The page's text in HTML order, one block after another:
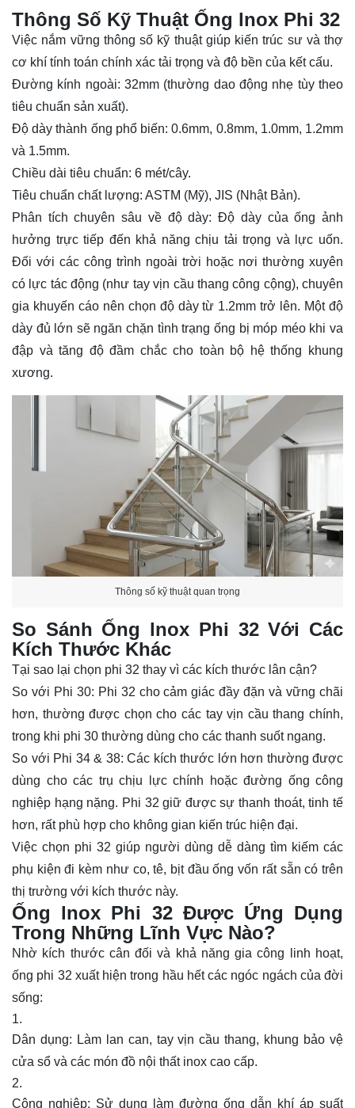
Thông Số Kỹ Thuật Ống lnox Phi 32
Việc nắm vững thông số kỹ thuật giúp kiến trúc sư và thợ
cơ khí tính toán chính xác tải trọng và độ bền của kết cấu.
Đường kính ngoài: 32mm (thường dao động nhẹ tùy theo
tiêu chuẩn sản xuất).
Độ dày thành ống phổ biến: 0.6mm, 0.8mm, 1.0mm, 1.2mm
và 1.5mm.
Chiều dài tiêu chuẩn: 6 mét/cây.
Tiêu chuẩn chất lượng: ASTM (Mỹ), JIS (Nhật Bản).
Phân tích chuyên sâu về độ dày: Độ dày của ống ảnh
hưởng trực tiếp đến khả năng chịu tải trọng và lực uốn.
Đối với các công trình ngoài trời hoặc nơi thường xuyên
có lực tác động (như tay vịn cầu thang công cộng), chuyên
gia khuyến cáo nên chọn độ dày từ 1.2mm trở lên. Một độ
dày đủ lớn sẽ ngăn chặn tình trạng ống bị móp méo khi va
đập và tăng độ đầm chắc cho toàn bộ hệ thống khung
xương.
Thông số kỹ thuật quan trọng
So Sánh Ống lnox Phi 32 Với Các
Kích Thước Khác
Tại sao lại chọn phi 32 thay vì các kích thước lân cận?
So với Phi 30: Phi 32 cho cảm giác đầy đặn và vững chãi
hơn, thường được chọn cho các tay vịn cầu thang chính,
trong khi phi 30 thường dùng cho các thanh suốt ngang.
So với Phi 34 & 38: Các kích thước lớn hơn thường được
dùng cho các trụ chịu lực chính hoặc đường ống công
nghiệp hạng nặng. Phi 32 giữ được sự thanh thoát, tinh tế
hơn, rất phù hợp cho không gian kiến trúc hiện đại.
Việc chọn phi 32 giúp người dùng dễ dàng tìm kiếm các
phụ kiện đi kèm như co, tê, bịt đầu ống vốn rất sẵn có trên
thị trường với kích thước này.
Ống lnox Phi 32 Được Ứng Dụng
Trong Những Lĩnh Vực Nào?
Nhờ kích thước cân đối và khả năng gia công linh hoạt,
ống phi 32 xuất hiện trong hầu hết các ngóc ngách của đời
sống:
Dân dụng: Làm lan can, tay vịn cầu thang, khung bảo vệ
cửa sổ và các món đồ nội thất inox cao cấp.
Công nghiệp: Sử dụng làm đường ống dẫn khí áp suất